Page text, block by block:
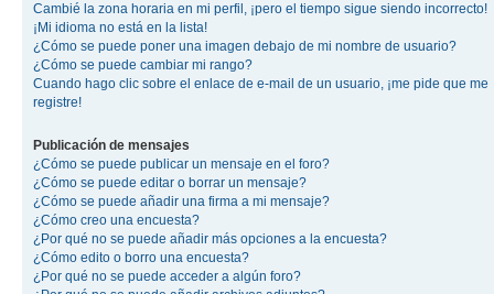
Cambié la zona horaria en mi perfil, ¡pero el tiempo sigue siendo incorrecto!
¡Mi idioma no está en la lista!
¿Cómo se puede poner una imagen debajo de mi nombre de usuario?
¿Cómo se puede cambiar mi rango?
Cuando hago clic sobre el enlace de e-mail de un usuario, ¡me pide que me
registre!
Publicación de mensajes
¿Cómo se puede publicar un mensaje en el foro?
¿Cómo se puede editar o borrar un mensaje?
¿Cómo se puede añadir una firma a mi mensaje?
¿Cómo creo una encuesta?
¿Por qué no se puede añadir más opciones a la encuesta?
¿Cómo edito o borro una encuesta?
¿Por qué no se puede acceder a algún foro?